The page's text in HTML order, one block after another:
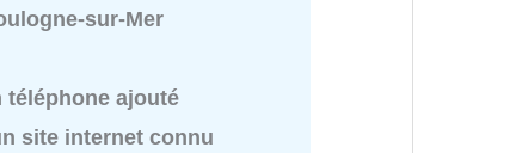
sur-Mer
téléphone ajouté
site internet connu